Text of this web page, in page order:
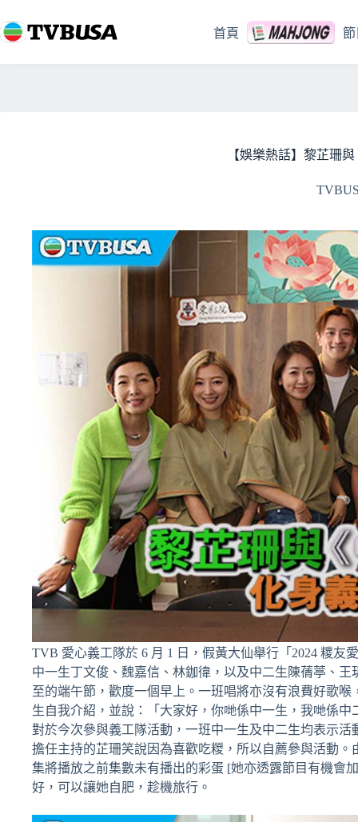
至
要
首頁 節
【娛樂熱話】黎芷珊
TVB 愛心義工隊於 6 月 1 日，假黃大仙舉行「2024 糭
中一生丁文俊、魏嘉信、林鉫徫，以及中二生陳蒨葶、
至的端午節，歡度一個早上。一班唱將亦沒有浪費好歌
生自我介紹，並說：「大家好，你哋係中一生，我哋係中
對於今次參與義工隊活動，一班中一生及中二生均表示
擔任主持的芷珊笑說因為喜歡吃糉，所以自薦參與活動
集將播放之前集數未有播出的彩蛋 [她亦透露節目有機會
好，可以讓她自肥，趁機旅行。